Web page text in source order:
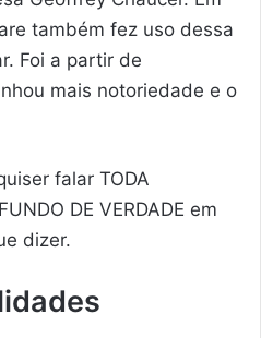
também fez uso dessa
Foi a partir de
mais notoriedade e o
falar TODA
DE VERDADE em
dizer.